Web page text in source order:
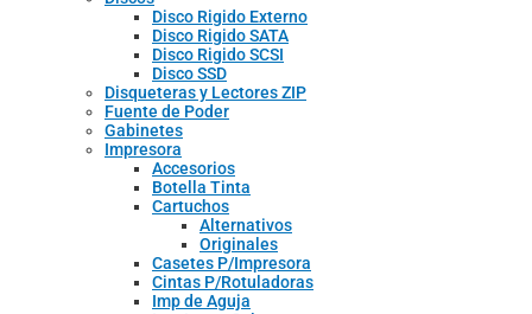
Disco Rigido Externo
Disco Rigido SATA
Disco Rigido SCSI
Disco SSD
Disqueteras y Lectores ZIP
Fuente de Poder
Gabinetes
Impresora
Accesorios
Botella Tinta
Cartuchos
Alternativos
Originales
Casetes P/Impresora
Cintas P/Rotuladoras
Imp de Aguja